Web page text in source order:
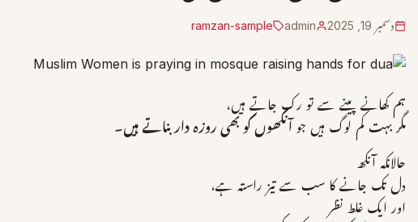
دسمبر 19, 2025 admin
ramzan-sample
ہم کھانے پینے سے تو رک جاتے ہیں،
مگر بہت کم لوگ ہیں جو آنکھوں کو بھی روزہ دار بناتے ہیں۔
حالانکہ آنکھ
دل تک جانے کا سب سے تیز راستہ ہے،
اور ایک غلط نظر